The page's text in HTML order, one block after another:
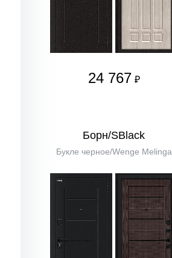
24 767 ₽
Борн/SBlack
Букле черное/Wenge Melinga